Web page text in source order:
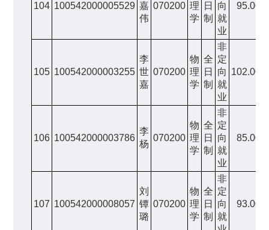
104 100542000005529 嘉
伟
070200 理
学
日
制
向
就
业
95.00
105 100542000003255
李
世
嘉
070200
物
理
学
全
日
制
非
定
向
就
业
102.00
106 100542000003786
李
杨
070200
物
理
学
全
日
制
非
定
向
就
业
85.00
107 100542000008057
刘
镡
璐
070200
物
理
学
全
日
制
非
定
向
就
93.00